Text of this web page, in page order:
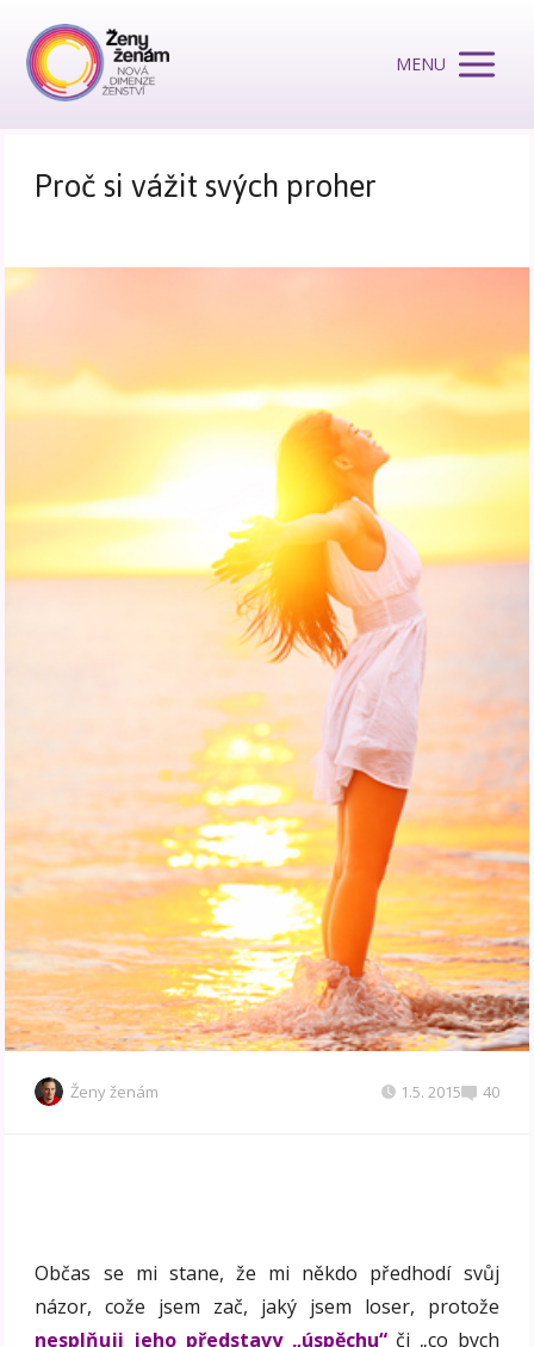
MENU
Proč si vážit svých proher
Ženy ženám 1.5. 2015 40
Občas se mi stane, že mi někdo předhodí svůj
názor, cože jsem zač, jaký jsem loser, protože
nesplňuji jeho představy „úspěchu“či „co bych